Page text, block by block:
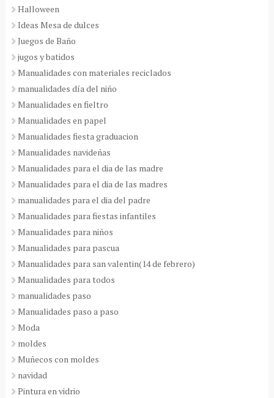
Halloween
Ideas Mesa de dulces
Juegos de Baño
jugos y batidos
Manualidades con materiales reciclados
manualidades día del niño
Manualidades en fieltro
Manualidades en papel
Manualidades fiesta graduacion
Manualidades navideñas
Manualidades para el dia de las madre
Manualidades para el dia de las madres
manualidades para el dia del padre
Manualidades para fiestas infantiles
Manualidades para niños
Manualidades para pascua
Manualidades para san valentin(14 de febrero)
Manualidades para todos
manualidades paso
Manualidades paso a paso
Moda
moldes
Muñecos con moldes
navidad
Pintura en vidrio